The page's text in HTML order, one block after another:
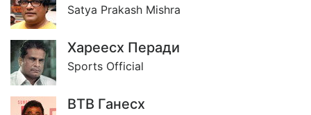
Satya Prakash Mishra
Хареесх Перади
Sports Official
ВТВ Ганесх